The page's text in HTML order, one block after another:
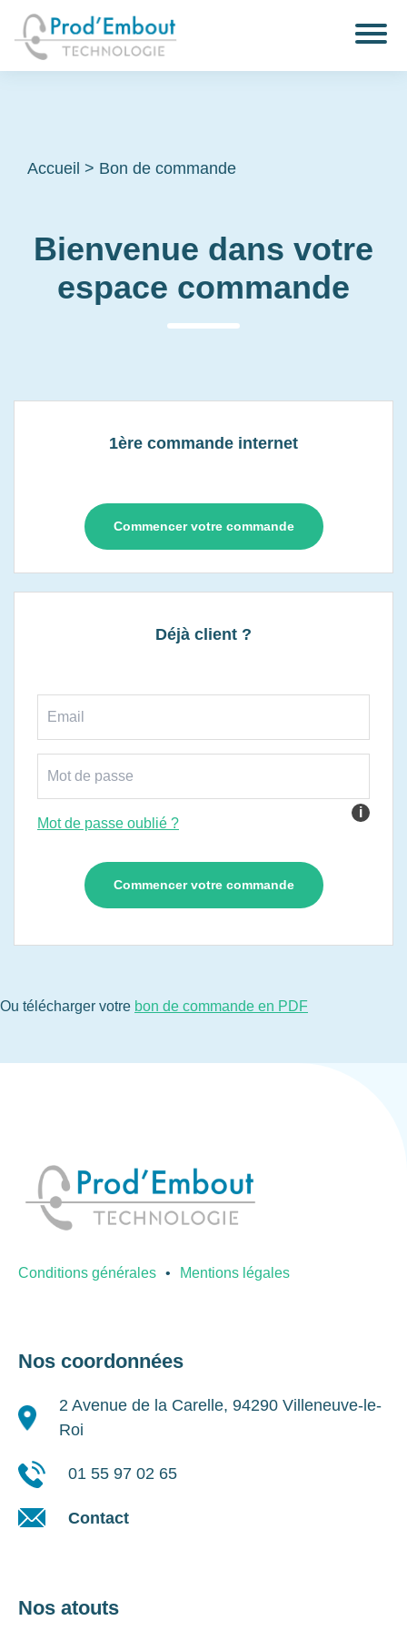
Accueil > Bon de commande
Bienvenue dans votre
espace commande
1ère commande internet
Commencer votre commande
Déjà client ?
i
Mot de passe oublié ?
Ou télécharger votre bon de commande en PDF
Conditions générales Mentions légales
Nos coordonnées
2 Avenue de la Carelle, 94290 Villeneuve-le-
Roi
01 55 97 02 65
Contact
Nos atouts